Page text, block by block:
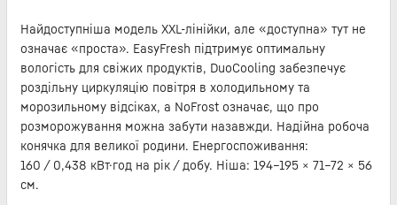
Найдоступніша модель XXL-лінійки, але «доступна» тут не
означає «проста». EasyFresh підтримує оптимальну
вологість для свіжих продуктів, DuoCooling забезпечує
роздільну циркуляцію повітря в холодильному та
морозильному відсіках, а NoFrost означає, що про
розморожування можна забути назавжди. Надійна робоча
конячка для великої родини. Енергоспоживання:
160 / 0,438 кВт·год на рік / добу. Ніша: 194–195 × 71–72 × 56
см.